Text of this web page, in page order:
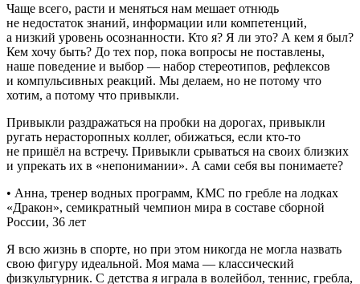
Чаще всего, расти и меняться нам мешает отнюдь
не недостаток знаний, информации или компетенций,
а низкий уровень осознанности. Кто я? Я ли это? А кем я был?
Кем хочу быть? До тех пор, пока вопросы не поставлены,
наше поведение и выбор — набор стереотипов, рефлексов
и компульсивных реакций. Мы делаем, но не потому что
хотим, а потому что привыкли.
Привыкли раздражаться на пробки на дорогах, привыкли
ругать нерасторопных коллег, обижаться, если кто-то
не пришёл на встречу. Привыкли срываться на своих близких
и упрекать их в «непонимании». А сами себя вы понимаете?
• Анна, тренер водных программ, КМС по гребле на лодках
«Дракон», семикратный чемпион мира в составе сборной
России, 36 лет
Я всю жизнь в спорте, но при этом никогда не могла назвать
свою фигуру идеальной. Моя мама — классический
физкультурник. С детства я играла в волейбол, теннис, гребла,